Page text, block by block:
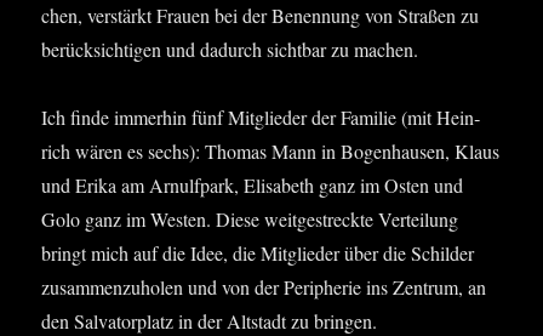
chen, ver­stärkt Frau­en bei der Benen­nung von Stra­ßen zu
berück­sich­ti­gen und dadurch sicht­bar zu machen.
Ich fin­de immer­hin fünf Mit­glie­der der Fami­lie (mit Hein­
rich wären es sechs): Tho­mas Mann in Bogen­hau­sen, Klaus
und Eri­ka am Arnulfpark, Eli­sa­beth ganz im Osten und
Golo ganz im Wes­ten. Die­se weit­ge­streck­te Ver­tei­lung
bringt mich auf die Idee, die Mit­glie­der über die Schil­der
zusam­men­zu­ho­len und von der Peri­phe­rie ins Zen­trum, an
den Sal­va­tor­platz in der Alt­stadt zu bringen.